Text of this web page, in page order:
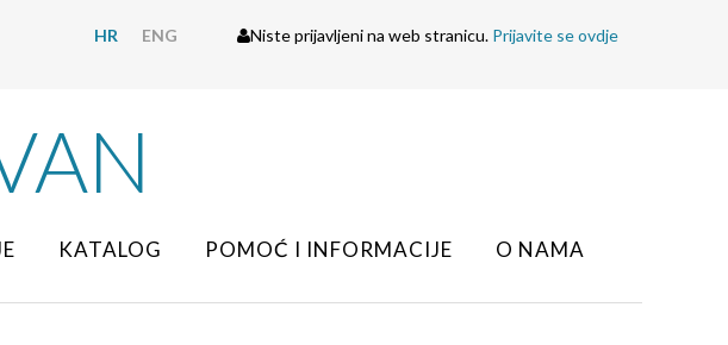
HR ENG Niste prijavljeni na web stranicu. Prijavite se ovdje
KATALOG POMOĆ I INFORMACIJE
O NAMA